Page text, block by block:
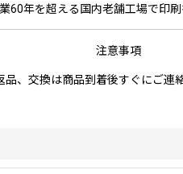
60年を超える国内老舗工場で印
注意事項
品、交換は商品到着後すぐにご連